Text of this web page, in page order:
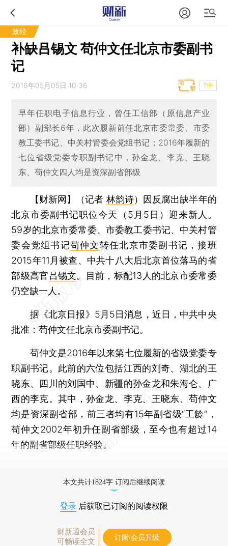
政经
补缺吕锡文 苟仲文任北京市委副书
记
2016年05月05日 10:36 T中
早年任职电子信息行业，曾任工信部（原信息产业
部）副部长6年，此次履新前任北京市委常委、市委
教工委书记、中关村管委会党组书记；2016年履新的
七位省级党委专职副书记中，孙金龙、李克、王晓
东、苟仲文四人均是资深副省部级
【财新网】（记者 林韵诗）
因反腐出缺半年的
北京市委副书记职位今天（5月5日）迎来新人。
59岁的北京市委常委、市委教工委书记、中关村管
委会党组书记苟仲文转任北京市委副书记，接班
2015年11月被查、中共十八大后北京首位落马的省
部级高官吕锡文。目前，标配13人的北京市委常委
仍空缺一人。
据《北京日报》5月5日消息，近日，中共中央
批准：苟仲文任北京市委副书记。
苟仲文是2016年以来第七位履新的省级党委专
职副书记。此前的六位包括江西的刘奇、湖北的王
晓东、四川的刘国中、新疆的孙金龙和朱海仑、广
西的李克。其中，孙金龙、李克、王晓东、苟仲文
均是资深副省部，前三者均有15年副省级“工龄”，
苟仲文2002年初升任副省部级，至今也有超过14
年的副省部级任职经验。
本文共计1824字 订阅后继续阅读
登录 后获取已订阅的阅读权限
财新通会员
可畅读全文
订阅/会员升级